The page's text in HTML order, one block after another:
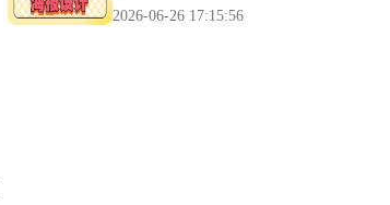
2026-06-26 17:15:56